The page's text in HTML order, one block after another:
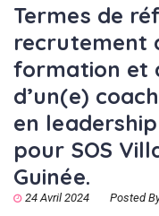
Termes de
recrutement
formation et
d’un(e)
en
pour SOS
Guinée.
24 Avril 2024 Posted